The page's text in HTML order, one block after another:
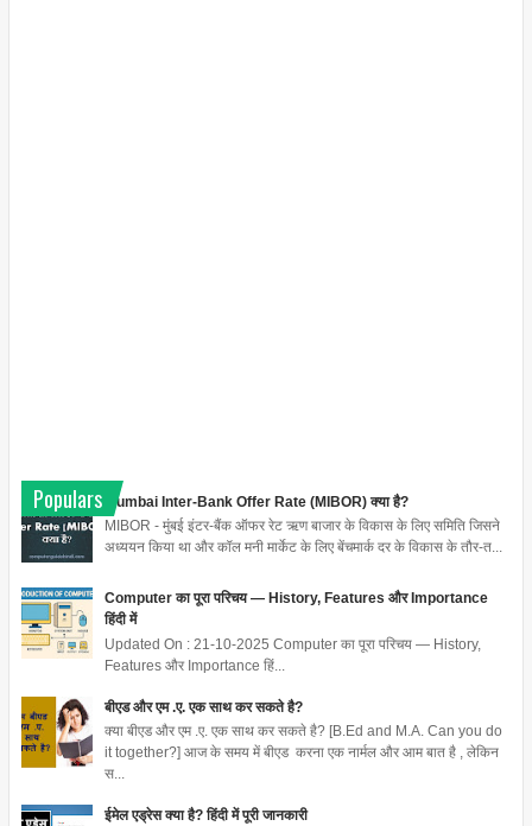
Populars
Mumbai Inter-Bank Offer Rate (MIBOR) क्या है?
MIBOR - मुंबई इंटर-बैंक ऑफर रेट ऋण बाजार के विकास के लिए समिति जिसने
अध्ययन किया था और कॉल मनी मार्केट के लिए बेंचमार्क दर के विकास के तौर-त...
Computer का पूरा परिचय — History, Features और Importance
हिंदी में
Updated On : 21-10-2025 Computer का पूरा परिचय — History,
Features और Importance हिं...
बीएड और एम .ए. एक साथ कर सकते है?
क्या बीएड और एम .ए. एक साथ कर सकते है? [B.Ed and M.A. Can you do
it together?] आज के समय में बीएड करना एक नार्मल और आम बात है , लेकिन
स...
ईमेल एड्रेस क्या है? हिंदी में पूरी जानकारी